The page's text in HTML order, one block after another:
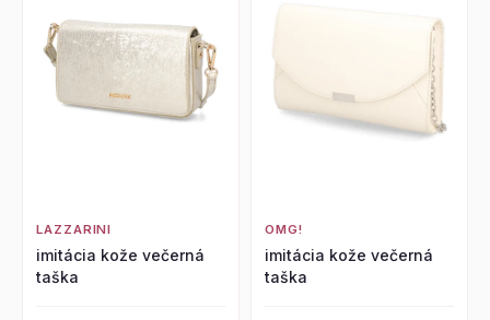
LAZZARINI
imitácia kože večerná
taška
OMG!
imitácia kože večerná
taška